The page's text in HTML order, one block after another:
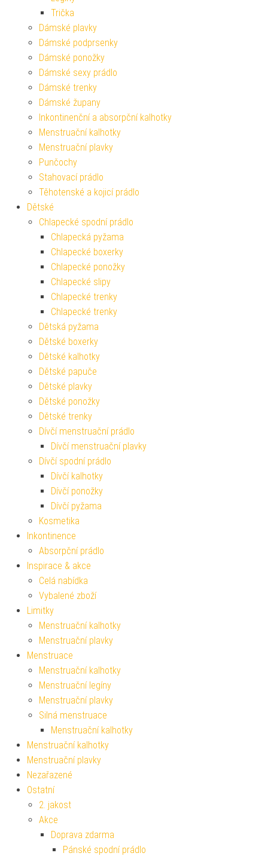
Trička
Dámské plavky
Dámské podprsenky
Dámské ponožky
Dámské sexy prádlo
Dámské trenky
Dámské župany
Inkontinenční a absorpční kalhotky
Menstruační kalhotky
Menstruační plavky
Punčochy
Stahovací prádlo
Těhotenské a kojicí prádlo
Dětské
Chlapecké spodní prádlo
Chlapecká pyžama
Chlapecké boxerky
Chlapecké ponožky
Chlapecké slipy
Chlapecké trenky
Chlapecké trenky
Dětská pyžama
Dětské boxerky
Dětské kalhotky
Dětské papuče
Dětské plavky
Dětské ponožky
Dětské trenky
Dívčí menstruační prádlo
Dívčí menstruační plavky
Dívčí spodní prádlo
Dívčí kalhotky
Dívčí ponožky
Dívčí pyžama
Kosmetika
Inkontinence
Absorpční prádlo
Inspirace & akce
Celá nabídka
Vybalené zboží
Limitky
Menstruační kalhotky
Menstruační plavky
Menstruace
Menstruační kalhotky
Menstruační legíny
Menstruační plavky
Silná menstruace
Menstruační kalhotky
Menstruační kalhotky
Menstruační plavky
Nezařazené
Ostatní
2. jakost
Akce
Doprava zdarma
Pánské spodní prádlo